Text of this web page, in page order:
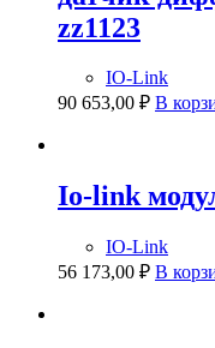
zz1123
IO-Link
90 653,00 ₽ В
Io-link
IO-Link
56 173,00 ₽ В